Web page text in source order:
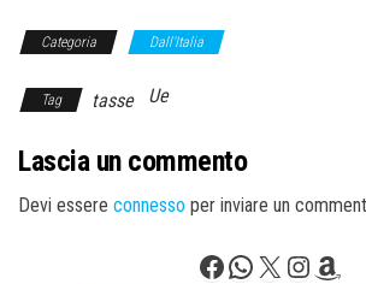
Categoria Dall'Italia
Tag tasse Ue
Lascia un commento
Devi essere connesso per inviare un
Facebook
WhatsApp
X